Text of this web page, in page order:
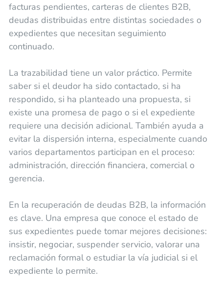
facturas pendientes, carteras de clientes B2B,
deudas distribuidas entre distintas sociedades o
expedientes que necesitan seguimiento
continuado.
La trazabilidad tiene un valor práctico. Permite
saber si el deudor ha sido contactado, si ha
respondido, si ha planteado una propuesta, si
existe una promesa de pago o si el expediente
requiere una decisión adicional. También ayuda a
evitar la dispersión interna, especialmente cuando
varios departamentos participan en el proceso:
administración, dirección financiera, comercial o
gerencia.
En la recuperación de deudas B2B, la información
es clave. Una empresa que conoce el estado de
sus expedientes puede tomar mejores decisiones:
insistir, negociar, suspender servicio, valorar una
reclamación formal o estudiar la vía judicial si el
expediente lo permite.